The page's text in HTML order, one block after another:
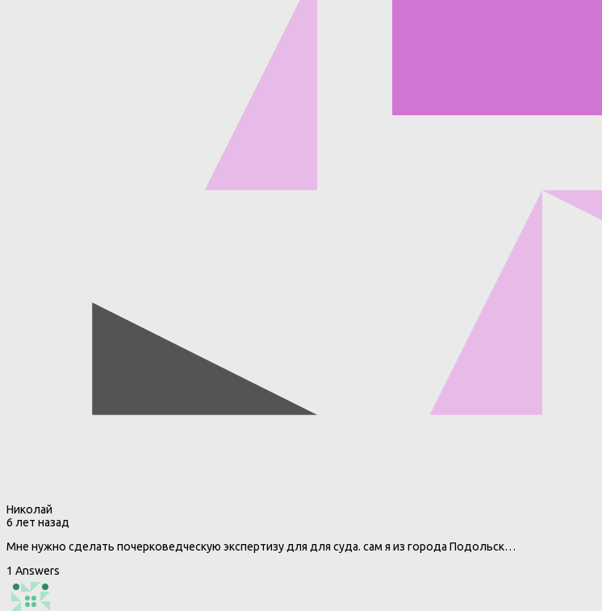
Николай
6 лет назад
Мне нужно сделать почерковедческую экспертизу для для суда. сам я из города Подольск…
1 Answers